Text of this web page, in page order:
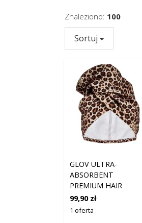
Znaleziono: 100
Sortuj
GLOV ULTRA-
ABSORBENT
PREMIUM HAIR
TOWEL WRAP
CHEETAH
99,90 zł
1 oferta